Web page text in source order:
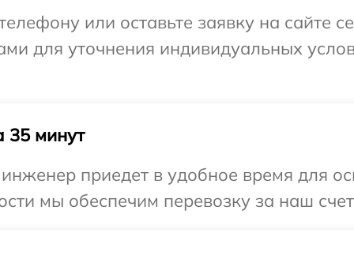
или оставьте заявку на сайте
для уточнения индивидуальных
35 минут
приедет в удобное время для
мы обеспечим перевозку за наш